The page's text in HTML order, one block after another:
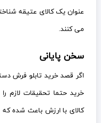
عنوان یک کالای عتیقه
می کنند.
سخن پایانی
اگر قصد خرید تابلو فرش
خرید حتما تحقیقات لازم
کالای با ارزش باعث شده که